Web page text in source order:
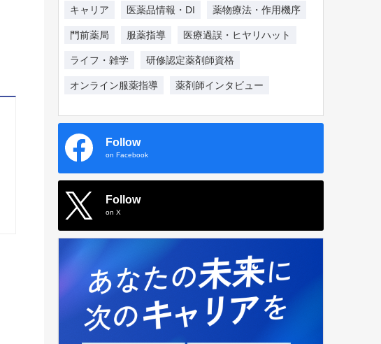
キャリア 医薬品情報・DI 薬物療法・作用機序
門前薬局 服薬指導 医療過誤・ヒヤリハット
ライフ・雑学 研修認定薬剤師資格
オンライン服薬指導 薬剤師インタビュー
Follow
on Facebook
Follow
on X